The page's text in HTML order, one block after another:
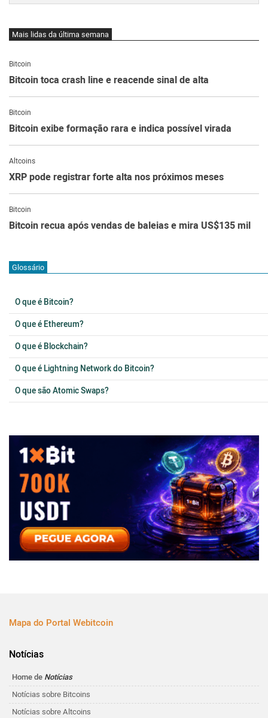
Mais lidas da última semana
Bitcoin
Bitcoin toca crash line e reacende sinal de alta
Bitcoin
Bitcoin exibe formação rara e indica possível virada
Altcoins
XRP pode registrar forte alta nos próximos meses
Bitcoin
Bitcoin recua após vendas de baleias e mira US$135 mil
Glossário
O que é Bitcoin?
O que é Ethereum?
O que é Blockchain?
O que é Lightning Network do Bitcoin?
O que são Atomic Swaps?
Mapa do Portal Webitcoin
Notícias
Home de Notícias
Notícias sobre Bitcoins
Notícias sobre Altcoins